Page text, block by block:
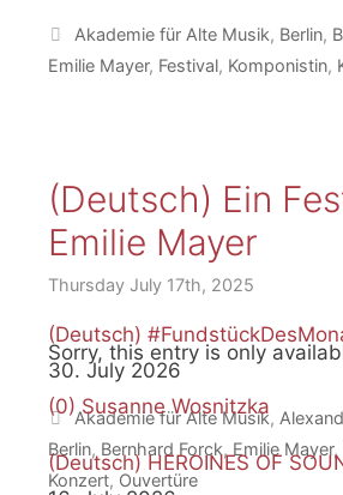
Tags
Akademie für Alte Musik, Berlin,
Emilie Mayer, Festival, Komponistin,
(Deutsch) Ein
Emilie Mayer
Thursday July 17th, 2025
Sorry, this entry is only
Tags
Akademie für Alte Musik,
Berlin, Bernhard Forck, Emilie Mayer,
Konzert, Ouvertüre
Recent Posts
(Deutsch)
30. July 2026
(0) Susanne Wosnitzka
(Deutsch) HEROINES OF